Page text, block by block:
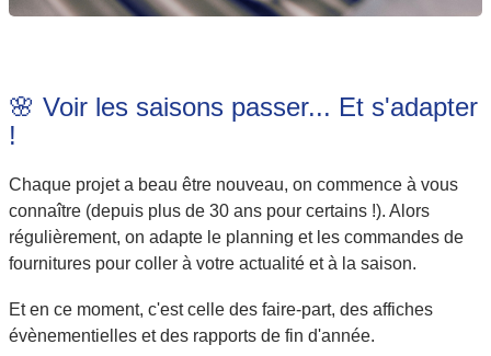
🌸 Voir les saisons passer... Et s'adapter
!
Chaque projet a beau être nouveau, on commence à vous
connaître (depuis plus de 30 ans pour certains !). Alors
régulièrement, on adapte le planning et les commandes de
fournitures pour coller à votre actualité et à la saison.
Et en ce moment, c'est celle des faire-part, des affiches
évènementielles et des rapports de fin d'année.